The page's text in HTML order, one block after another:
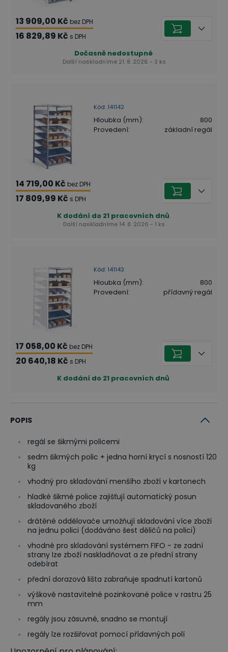
13 909,00 Kč bez DPH
16 829,89 Kč s DPH
Dočasně nedostupné
Další naskladníme 21. 8. 2026 - 3 ks
Kód: 141142
Hloubka (mm):
800
Provedení: základní regál
14 719,00 Kč bez DPH
17 809,99 Kč s DPH
K dodání do 21 pracovních dnů
Další naskladníme 14. 8. 2026 - 1 ks
Kód: 141143
Hloubka (mm):
800
Provedení: přídavný regál
17 058,00 Kč bez DPH
20 640,18 Kč s DPH
K dodání do 21 pracovních dnů
POPIS
regál se šikmými policemi
sedm šikmých polic + jedna horní krycí s nosností 120
kg
vhodný pro skladování menšího zboží v kartonech
hladké šikmé police zajišťují automatický posun
skladovaného zboží
drátěné oddělovače umožňují skladování více zboží
na jednu polici (dodáváno šest děličů na polici)
vhodné pro skladování systémem FIFO - ze zadní
strany lze zboží naskladňovat a ze přední strany
odebírat
přední dorazová lišta zabraňuje spadnutí kartonů
výškově nastavitelné pozinkované police v rastru 25
mm
regály jsou zásuvné, snadno se montují
regály lze rozšiřovat pomocí přídavných polí